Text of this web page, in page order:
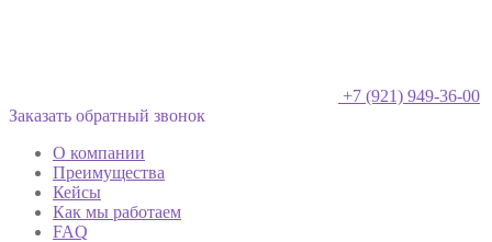
+7 (921) 949-36-00
Заказать обратный звонок
О компании
Преимущества
Кейсы
Как мы работаем
FAQ